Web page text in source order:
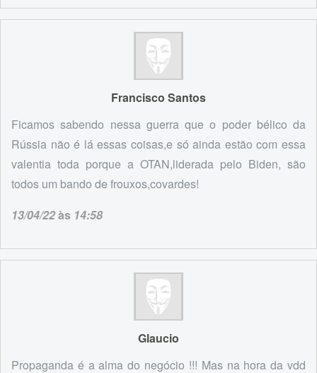
Francisco Santos
Ficamos sabendo nessa guerra que o poder bélico da
Rússia não é lá essas coisas,e só ainda estão com essa
valentia toda porque a OTAN,liderada pelo Biden, são
todos um bando de frouxos,covardes!
13/04/22às 14:58
Glaucio
Propaganda é a alma do negócio !!! Mas na hora da vdd